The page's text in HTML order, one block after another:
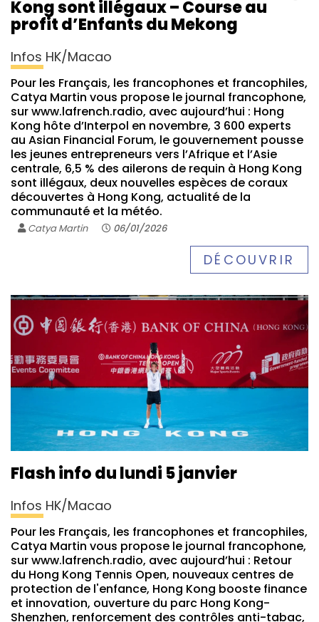
Kong sont illégaux – Course au
profit d’Enfants du Mekong
Infos HK/Macao
Pour les Français, les francophones et francophiles,
Catya Martin vous propose le journal francophone,
sur www.lafrench.radio, avec aujourd’hui : Hong
Kong hôte d’Interpol en novembre, 3 600 experts
au Asian Financial Forum, le gouvernement pousse
les jeunes entrepreneurs vers l’Afrique et l’Asie
centrale, 6,5 % des ailerons de requin à Hong Kong
sont illégaux, deux nouvelles espèces de coraux
découvertes à Hong Kong, actualité de la
communauté et la météo.
Catya Martin 06/01/2026
DÉCOUVRIR
Flash info du lundi 5 janvier
Infos HK/Macao
Pour les Français, les francophones et francophiles,
Catya Martin vous propose le journal francophone,
sur www.lafrench.radio, avec aujourd’hui : Retour
du Hong Kong Tennis Open, nouveaux centres de
protection de l'enfance, Hong Kong booste finance
et innovation, ouverture du parc Hong Kong-
Shenzhen, renforcement des contrôles anti-tabac,